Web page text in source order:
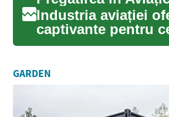
Industria aviației
captivante pentru
Pregătire...
GARDEN